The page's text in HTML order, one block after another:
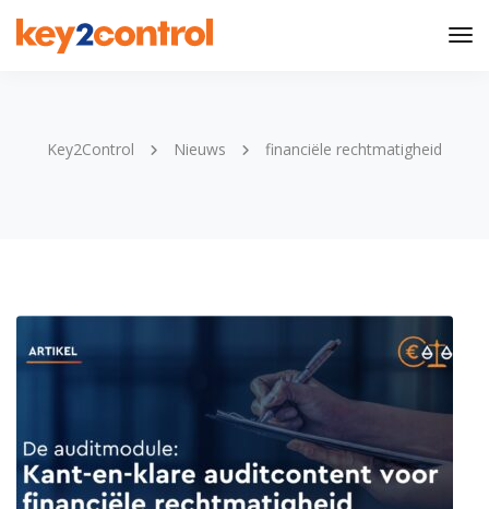
Key2Control Nieuws financiële rechtmatigheid